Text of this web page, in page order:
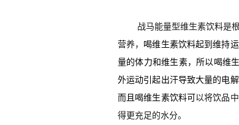
战马能量型维生素饮料是
营养， 喝维生素饮料起到维持
量的体力和维生素，所以喝维
外运动引起出汗导致大量的电
而且 喝维生素饮料可 以将饮品
得更充足的水分。